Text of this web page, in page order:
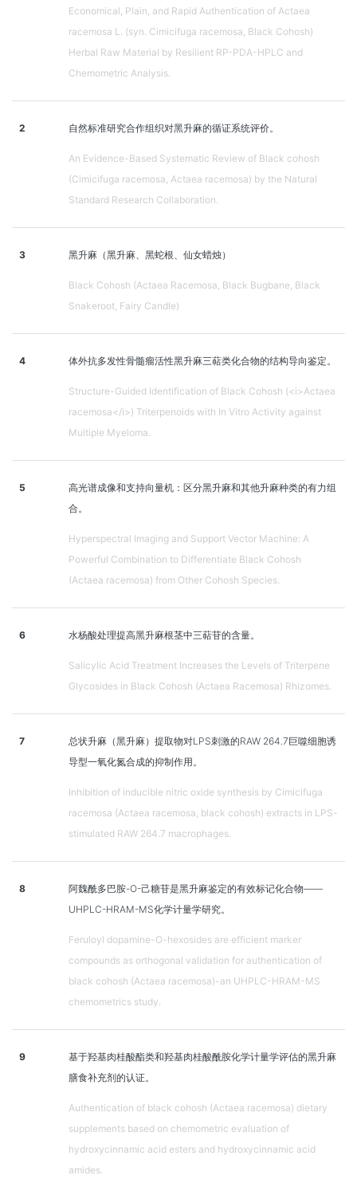
Economical, Plain, and Rapid Authentication of Actaea
racemosa L. (syn. Cimicifuga racemosa, Black Cohosh)
Herbal Raw Material by Resilient RP-PDA-HPLC and
Chemometric Analysis.
2 自然标准研究合作组织对黑升麻的循证系统评价。
An Evidence-Based Systematic Review of Black cohosh
(Cimicifuga racemosa, Actaea racemosa) by the Natural
Standard Research Collaboration.
3 黑升麻（黑升麻、黑蛇根、仙女蜡烛）
Black Cohosh (Actaea Racemosa, Black Bugbane, Black
Snakeroot, Fairy Candle)
4 体外抗多发性骨髓瘤活性黑升麻三萜类化合物的结构导向鉴定。
Structure-Guided Identification of Black Cohosh (<i>Actaea
racemosa</i>) Triterpenoids with In Vitro Activity against
Multiple Myeloma.
5
高光谱成像和支持向量机：区分黑升麻和其他升麻种类的有力组
合。
Hyperspectral Imaging and Support Vector Machine: A
Powerful Combination to Differentiate Black Cohosh
(Actaea racemosa) from Other Cohosh Species.
6 水杨酸处理提高黑升麻根茎中三萜苷的含量。
Salicylic Acid Treatment Increases the Levels of Triterpene
Glycosides in Black Cohosh (Actaea Racemosa) Rhizomes.
7
总状升麻（黑升麻）提取物对LPS刺激的RAW 264.7巨噬细胞诱
导型一氧化氮合成的抑制作用。
Inhibition of inducible nitric oxide synthesis by Cimicifuga
racemosa (Actaea racemosa, black cohosh) extracts in LPS-
stimulated RAW 264.7 macrophages.
8
阿魏酰多巴胺-O-己糖苷是黑升麻鉴定的有效标记化合物——
UHPLC-HRAM-MS化学计量学研究。
Feruloyl dopamine-O-hexosides are efficient marker
compounds as orthogonal validation for authentication of
black cohosh (Actaea racemosa)-an UHPLC-HRAM-MS
chemometrics study.
9
基于羟基肉桂酸酯类和羟基肉桂酸酰胺化学计量学评估的黑升麻
膳食补充剂的认证。
Authentication of black cohosh (Actaea racemosa) dietary
supplements based on chemometric evaluation of
hydroxycinnamic acid esters and hydroxycinnamic acid
amides.